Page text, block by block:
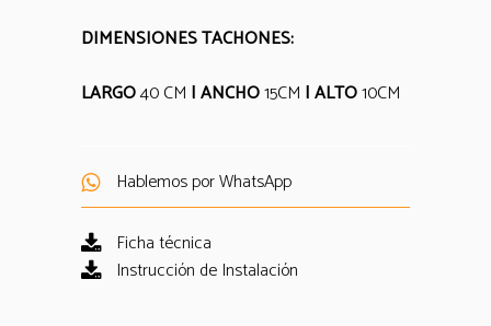
DIMENSIONES TACHONES:
LARGO40 CM | ANCHO15CM | ALTO10CM
Hablemos por WhatsApp
Ficha técnica
Instrucción de Instalación